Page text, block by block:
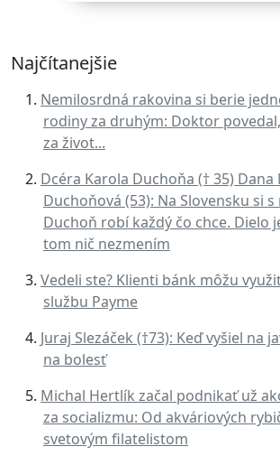
Najčítanejšie
Nemilosrdná rakovina si berie
rodiny za druhým: Doktor
za život...
Dcéra Karola Duchoňa († 35) Dana
Duchoňová (53): Na Slovensku si
Duchoň robí každý čo chce. Dielo
tom nič nezmením
Vedeli ste? Klienti bánk môžu
službu Payme
Juraj Slezáček (†73): Keď vyšiel na
na bolesť
Michal Hertlík začal podnikať už
za socializmu: Od akváriových
svetovým filatelistom